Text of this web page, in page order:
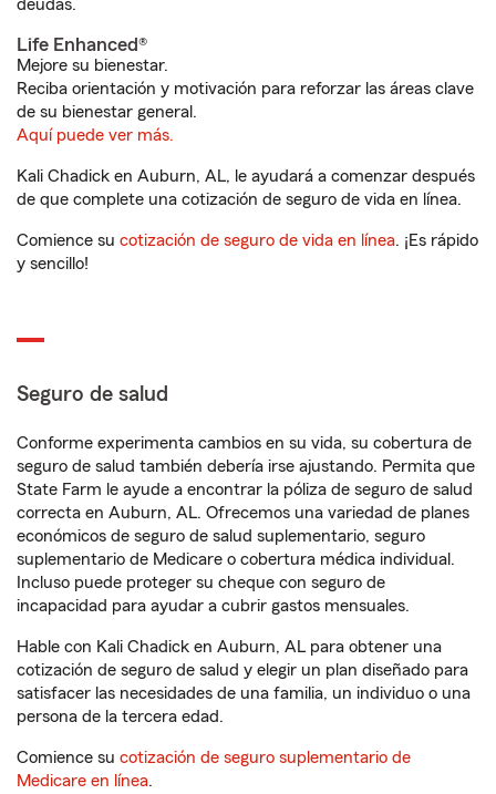
deudas.
Life Enhanced®
Mejore su bienestar.
Reciba orientación y motivación para reforzar las áreas clave
de su bienestar general.
Aquí puede ver más.
Kali Chadick en Auburn, AL, le ayudará a comenzar después
de que complete una cotización de seguro de vida en línea.
Comience su cotización de seguro de vida en línea. ¡Es rápido
y sencillo!
Seguro de salud
Conforme experimenta cambios en su vida, su cobertura de
seguro de salud también debería irse ajustando. Permita que
State Farm le ayude a encontrar la póliza de seguro de salud
correcta en Auburn, AL. Ofrecemos una variedad de planes
económicos de seguro de salud suplementario, seguro
suplementario de Medicare o cobertura médica individual.
Incluso puede proteger su cheque con seguro de
incapacidad para ayudar a cubrir gastos mensuales.
Hable con Kali Chadick en Auburn, AL para obtener una
cotización de seguro de salud y elegir un plan diseñado para
satisfacer las necesidades de una familia, un individuo o una
persona de la tercera edad.
Comience su cotización de seguro suplementario de
Medicare en línea.